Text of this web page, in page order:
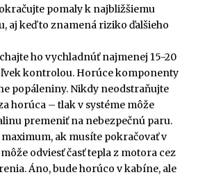
pomaly k najbližšiemu
aj keď to znamená riziko ďalšieho
ho vychladnúť najmenej 15-20
kontrolou. Horúce komponenty
popáleniny. Nikdy neodstraňujte
horúca – tlak v systéme môže
premeniť na nebezpečnú paru.
ak musíte pokračovať v
odviesť časť tepla z motora cez
Áno, bude horúco v kabíne, ale